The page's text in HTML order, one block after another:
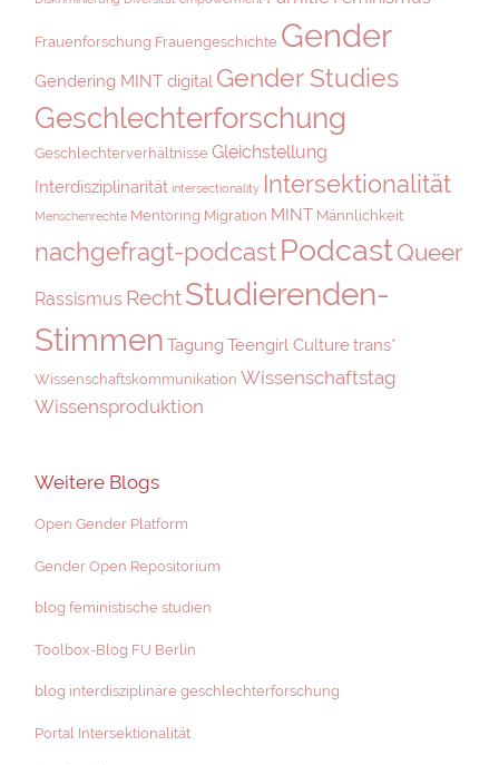
Frauenforschung Frauengeschichte Gender
Gendering MINT digital Gender Studies
Geschlechterforschung
Geschlechterverhältnisse Gleichstellung
Interdisziplinarität intersectionality Intersektionalität
Menschenrechte Mentoring Migration MINT Männlichkeit
nachgefragt-podcastPodcastQueer
Rassismus RechtStudierenden-
Stimmen Tagung Teengirl Culturetrans*
Wissenschaftskommunikation Wissenschaftstag
Wissensproduktion
Weitere Blogs
Open Gender Platform
Gender Open Repositorium
blog feministische studien
Toolbox-Blog FU Berlin
blog interdisziplinäre geschlechterforschung
Portal Intersektionalität